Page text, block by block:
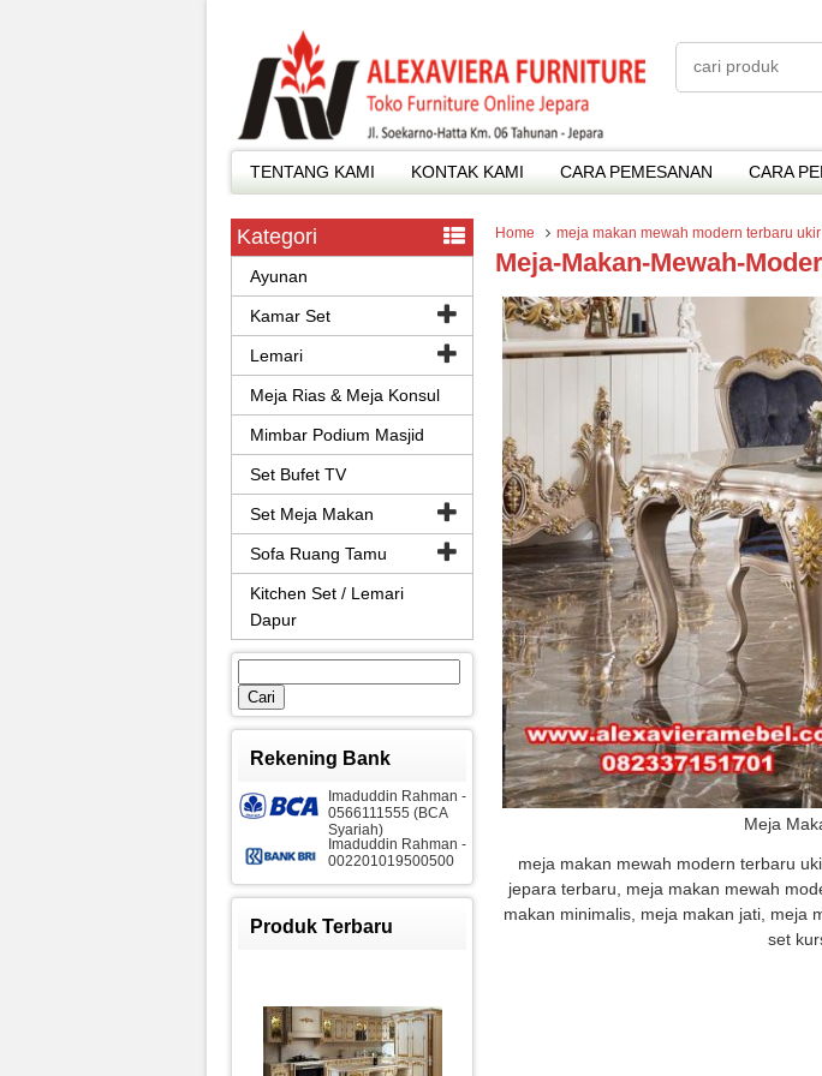
TENTANG KAMI KONTAK KAMI CARA PEMESANAN CARA
Home meja makan mewah modern terbaru
Meja-Makan-Mewah-
Meja
meja makan mewah modern terbaru
jepara terbaru, meja makan mewah
makan minimalis, meja makan jati, meja
set
Kategori
Ayunan
Kamar Set
Lemari
Meja Rias & Meja Konsul
Mimbar Podium Masjid
Set Bufet TV
Set Meja Makan
Sofa Ruang Tamu
Kitchen Set / Lemari
Dapur
Cari
untuk:
Rekening Bank
Imaduddin Rahman -
0566111555 (BCA
Syariah)
Imaduddin Rahman -
002201019500500
Produk Terbaru